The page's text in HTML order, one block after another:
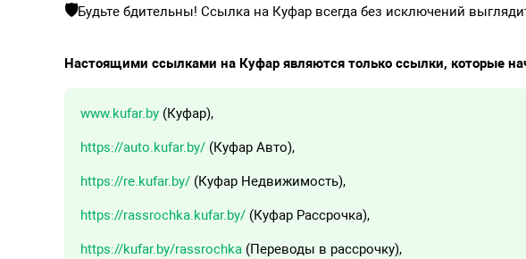
🛡️Будьте бдительны! Ссылка на Куфар всегда без исключений
Настоящими ссылками на Куфар являются только ссылки, которые
www.kufar.by (Куфар),
https://auto.kufar.by/ (Куфар Авто),
https://re.kufar.by/ (Куфар Недвижимость),
https://rassrochka.kufar.by/ (Куфар Рассрочка),
https://kufar.by/rassrochka (Переводы в рассрочку),